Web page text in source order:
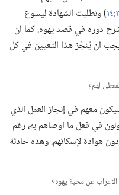
‏)‏ وتطلبت الشهادة ليسوع
وشرح دوره في قصد يهوه.‏ كما ان
ان يُنجَز هذا التعيين في كل
معهم في إنجاز العمل الذي
في فعل ما اوصاهم به،‏ رغم
هوادة لإسكاتهم.‏ وهذه حادثة